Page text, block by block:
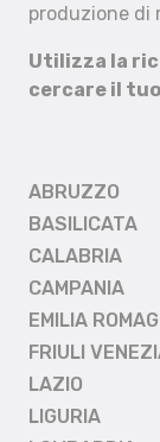
produzione di
Utilizza la
cercare il
ABRUZZO
BASILICATA
CALABRIA
CAMPANIA
EMILIA
FRIULI
LAZIO
LIGURIA